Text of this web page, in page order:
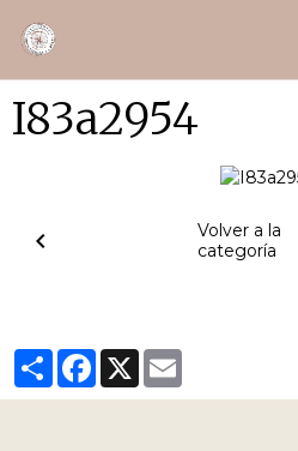
I83a2954
Volver a la
categoría
PartagerFacebook
X